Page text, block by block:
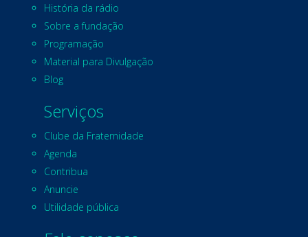
História da rádio
Sobre a fundação
Programação
Material para Divulgação
Blog
Serviços
Clube da Fraternidade
Agenda
Contribua
Anuncie
Utilidade pública